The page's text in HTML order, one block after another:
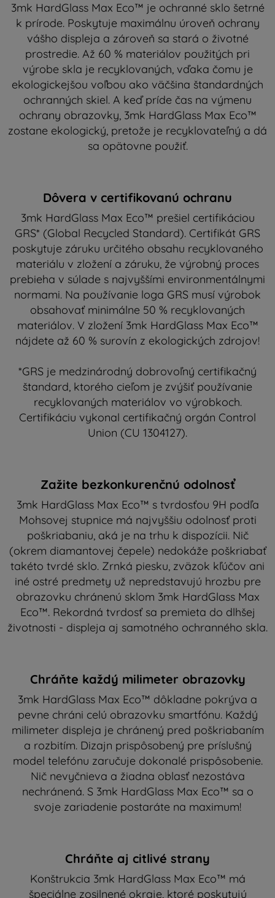
3mk HardGlass Max Eco™ je ochranné sklo šetrné
k prírode. Poskytuje maximálnu úroveň ochrany
vášho displeja a zároveň sa stará o životné
prostredie. Až 60 % materiálov použitých pri
výrobe skla je recyklovaných, vďaka čomu je
ekologickejšou voľbou ako väčšina štandardných
ochranných skiel. A keď príde čas na výmenu
ochrany obrazovky, 3mk HardGlass Max Eco™
zostane ekologický, pretože je recyklovateľný a dá
sa opätovne použiť.
Dôvera v certifikovanú ochranu
3mk HardGlass Max Eco™ prešiel certifikáciou
GRS* (Global Recycled Standard). Certifikát GRS
poskytuje záruku určitého obsahu recyklovaného
materiálu v zložení a záruku, že výrobný proces
prebieha v súlade s najvyššími environmentálnymi
normami. Na používanie loga GRS musí výrobok
obsahovať minimálne 50 % recyklovaných
materiálov. V zložení 3mk HardGlass Max Eco™
nájdete až 60 % surovín z ekologických zdrojov!
*GRS je medzinárodný dobrovoľný certifikačný
štandard, ktorého cieľom je zvýšiť používanie
recyklovaných materiálov vo výrobkoch.
Certifikáciu vykonal certifikačný orgán Control
Union (CU 1304127).
Zažite bezkonkurenčnú odolnosť
3mk HardGlass Max Eco™ s tvrdosťou 9H podľa
Mohsovej stupnice má najvyššiu odolnosť proti
poškriabaniu, aká je na trhu k dispozícii. Nič
(okrem diamantovej čepele) nedokáže poškriabať
takéto tvrdé sklo. Zrnká piesku, zväzok kľúčov ani
iné ostré predmety už nepredstavujú hrozbu pre
obrazovku chránenú sklom 3mk HardGlass Max
Eco™. Rekordná tvrdosť sa premieta do dlhšej
životnosti - displeja aj samotného ochranného skla.
Chráňte každý milimeter obrazovky
3mk HardGlass Max Eco™ dôkladne pokrýva a
pevne chráni celú obrazovku smartfónu. Každý
milimeter displeja je chránený pred poškriabaním
a rozbitím. Dizajn prispôsobený pre príslušný
model telefónu zaručuje dokonalé prispôsobenie.
Nič nevyčnieva a žiadna oblasť nezostáva
nechránená. S 3mk HardGlass Max Eco™ sa o
svoje zariadenie postaráte na maximum!
Chráňte aj citlivé strany
Konštrukcia 3mk HardGlass Max Eco™ má
špeciálne zosilnené okraje, ktoré poskytujú